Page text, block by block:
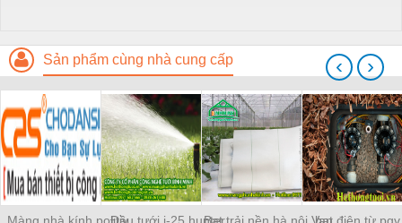
Sản phẩm cùng nhà cung cấp ‹ ›